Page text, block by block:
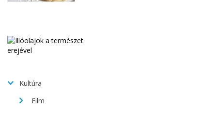
Kultúra
Film